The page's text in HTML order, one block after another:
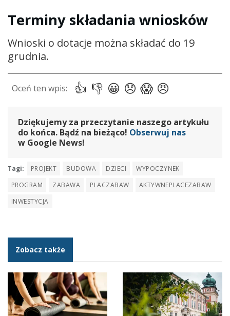
Terminy składania wniosków
Wnioski o dotacje można składać do 19
grudnia.
Dziękujemy za przeczytanie naszego artykułu
do końca. Bądź na bieżąco! Obserwuj nas
w Google News!
Tagi: PROJEKT BUDOWA DZIECI
WYPOCZYNEK
PROGRAM
ZABAWA PLACZABAW
AKTYWNEPLACEZABAW
INWESTYCJA
Zobacz także